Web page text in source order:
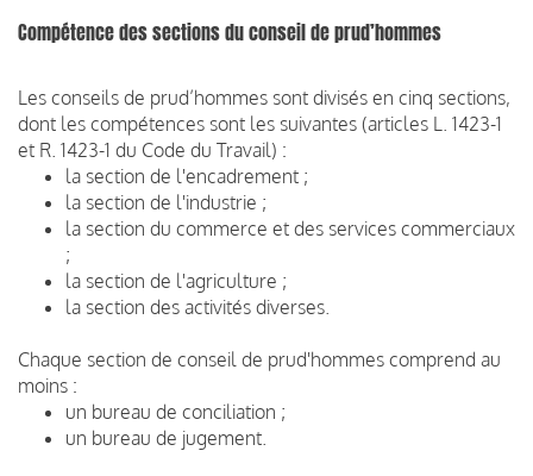
Compétence des sections du conseil de prud’hommes
Les conseils de prud’hommes sont divisés en cinq sections,
dont les compétences sont les suivantes (articles L. 1423-1
et R. 1423-1 du Code du Travail) :
la section de l'encadrement ;
la section de l'industrie ;
la section du commerce et des services commerciaux
;
la section de l'agriculture ;
la section des activités diverses.
Chaque section de conseil de prud'hommes comprend au
moins :
un bureau de conciliation ;
un bureau de jugement.